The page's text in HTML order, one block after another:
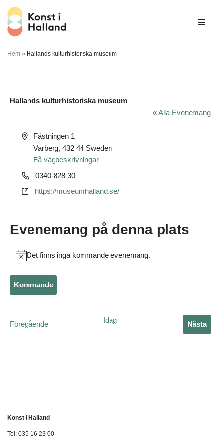
Hoppa
till
innehåll
Hem » Hallands kulturhistoriska museum
Hallands kulturhistoriska museum
« Alla Evenemang
AdressFästningen 1
Varberg, 432 44 Sweden
Få vägbeskrivningar
Telefonnummer
0340-828 30
Websitehttps://museumhalland.se/
Evenemang på denna plats
Notis
Det finns inga kommande evenemang.
Kommande
FöregåendeEvenemang Idag
Nästa
Konst i Halland
Tel: 035-16 23 00